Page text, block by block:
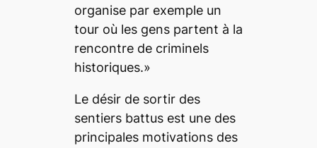
organise par exemple un
tour où les gens partent à la
rencontre de criminels
historiques.»
Le désir de sortir des
sentiers battus est une des
principales motivations des